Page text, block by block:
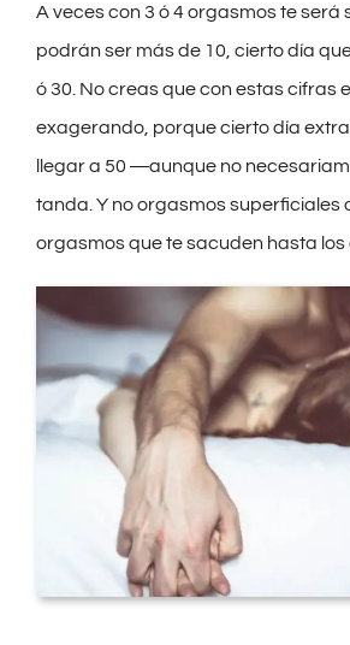
A veces con 3 ó 4 orgasmos te será
podrán ser más de 10, cierto día
ó 30. No creas que con estas cifras
exagerando, porque cierto día
llegar a 50 ―aunque no
tanda. Y no orgasmos superficiales
orgasmos que te sacuden hasta los